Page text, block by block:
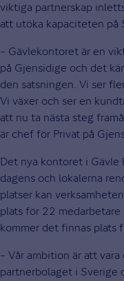
viktiga partnerskap
att utöka kapaciteten på
– Gävlekontoret är en
på Gjensidige och det
den satsningen. Vi ser
Vi växer och ser en
att nu ta nästa steg
är chef för Privat på
Det nya kontoret i Gävle
dagens och lokalerna
platser kan
plats för 22 medarbetare
kommer det finnas plats
– Vår ambition är att
partnerbolaget i Sverige